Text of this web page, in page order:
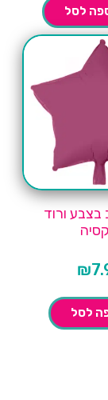
לסל
בצבע ורוד
₪
לסל